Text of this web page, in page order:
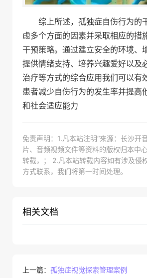
综上所述，孤独症自伤行为的
虑多个方面的因素并采取相应的措
干预策略。通过建立安全的环境、
提供情绪支持、培养兴趣爱好以及
治疗等方式的综合应用我们可以有
患者减少自伤行为的发生率并提高
和社会适应能力
免责声明：1.凡本站注明“来源：长沙开
片、音频视频文件等资料的版权归本中
转载，； 2.凡本站转载内容如有涉及侵
方式联系，我们将第一时间处理。
相关文档
上一篇： 孤独症视觉探索管理案例